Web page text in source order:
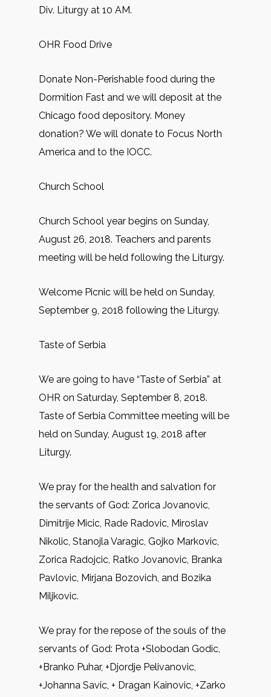
Div. Liturgy at 10 AM.
OHR Food Drive
Donate Non-Perishable food during the
Dormition Fast and we will deposit at the
Chicago food depository. Money
donation? We will donate to Focus North
America and to the IOCC.
Church School
Church School year begins on Sunday,
August 26, 2018. Teachers and parents
meeting will be held following the Liturgy.
Welcome Picnic will be held on Sunday,
September 9, 2018 following the Liturgy.
Taste of Serbia
We are going to have “Taste of Serbia” at
OHR on Saturday, September 8, 2018.
Taste of Serbia Committee meeting will be
held on Sunday, August 19, 2018 after
Liturgy.
We pray for the health and salvation for
the servants of God: Zorica Jovanovic,
Dimitrije Micic, Rade Radovic, Miroslav
Nikolic, Stanojla Varagic, Gojko Markovic,
Zorica Radojcic, Ratko Jovanovic, Branka
Pavlovic, Mirjana Bozovich, and Bozika
Miljkovic.
We pray for the repose of the souls of the
servants of God: Prota +Slobodan Godic,
+Branko Puhar, +Djordje Pelivanovic,
+Johanna Savic, + Dragan Kainovic, +Zarko